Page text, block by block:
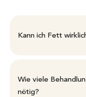
Kann ich Fett
Wie viele
nötig?